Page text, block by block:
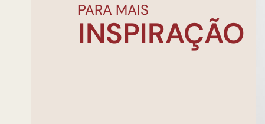
PARA MAIS
INSPIRAÇÃO